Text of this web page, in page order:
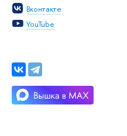
Вконтакте
YouTube